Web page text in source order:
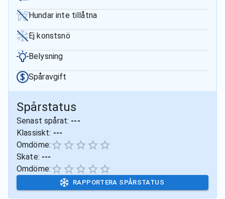
Hundar inte tillåtna
Ej konstsnö
Belysning
Spåravgift
Spårstatus
Senast spårat: ---
Klassiskt: ---
Omdöme:
Skate: ---
Omdöme:
RAPPORTERA SPÅRSTATUS